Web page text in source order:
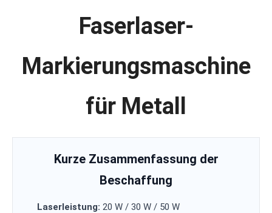
Faserlaser-
Markierungsmaschine
für Metall
Kurze Zusammenfassung der
Beschaffung
Laserleistung: 20 W / 30 W / 50 W